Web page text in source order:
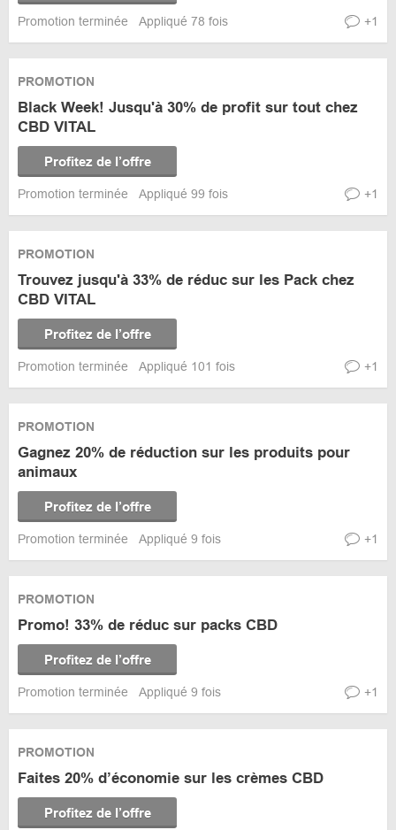
Promotion terminée Appliqué 78 fois +1
PROMOTION
Black Week! Jusqu'à 30% de profit sur tout chez
CBD VITAL
Profitez de l’offre
Promotion terminée Appliqué 99 fois +1
PROMOTION
Trouvez jusqu'à 33% de réduc sur les Pack chez
CBD VITAL
Profitez de l’offre
Promotion terminée Appliqué 101 fois +1
PROMOTION
Gagnez 20% de réduction sur les produits pour
animaux
Profitez de l’offre
Promotion terminée Appliqué 9 fois +1
PROMOTION
Promo! 33% de réduc sur packs CBD
Profitez de l’offre
Promotion terminée Appliqué 9 fois +1
PROMOTION
Faites 20% d’économie sur les crèmes CBD
Profitez de l’offre